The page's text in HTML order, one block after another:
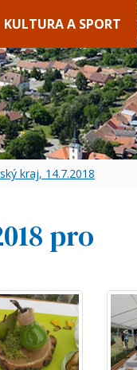
KULTURA A SPORT
kraj, 14.7.2018
pro